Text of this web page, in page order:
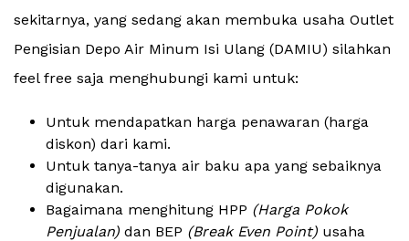
sekitarnya, yang sedang akan membuka usaha Outlet
Pengisian Depo Air Minum Isi Ulang (DAMIU) silahkan
feel free saja menghubungi kami untuk:
Untuk mendapatkan harga penawaran (harga
diskon) dari kami.
Untuk tanya-tanya air baku apa yang sebaiknya
digunakan.
Bagaimana menghitung HPP (Harga Pokok
Penjualan) dan BEP (Break Even Point) usaha